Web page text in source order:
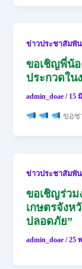
ข่าวประชาสัมพั
ขอเชิญพี่น้อ
ประกวดใน
admin_doae/ 15
ขอช
ข่าวประชาสัมพั
ขอเชิญร่วม
เกษตรจังห
ปลอดภัย”
admin_doae/25